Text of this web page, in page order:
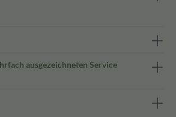
ausgezeichneten Service